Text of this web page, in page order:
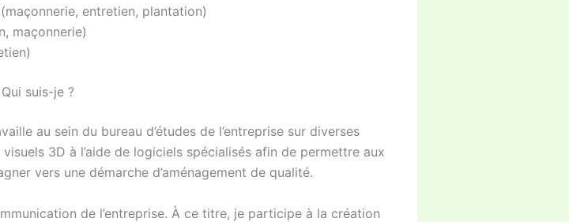
(maçonnerie, entretien, plantation)
maçonnerie)
Qui suis-je ?
au sein du bureau d’études de l’entreprise sur diverses
3D à l’aide de logiciels spécialisés afin de permettre aux
vers une démarche d’aménagement de qualité.
de l’entreprise. À ce titre, je participe à la création